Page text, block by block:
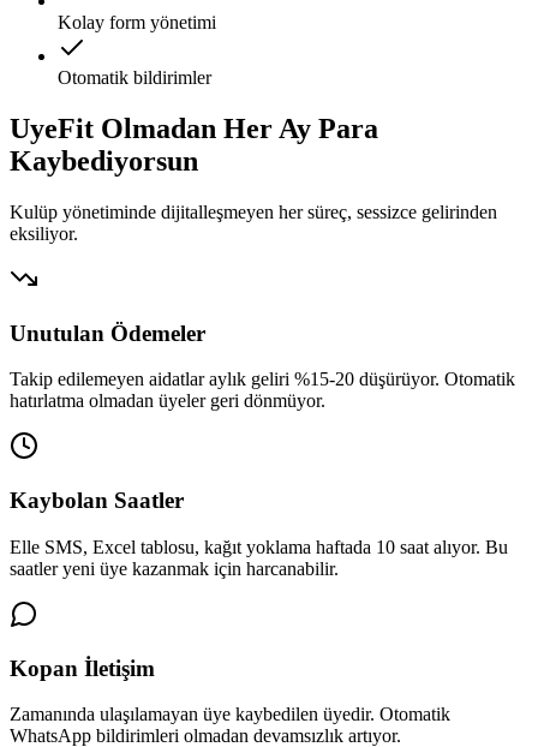
Kolay form yönetimi
Otomatik bildirimler
UyeFit Olmadan Her Ay Para
Kaybediyorsun
Kulüp yönetiminde dijitalleşmeyen her süreç, sessizce gelirinden
eksiliyor.
Unutulan Ödemeler
Takip edilemeyen aidatlar aylık geliri %15-20 düşürüyor. Otomatik
hatırlatma olmadan üyeler geri dönmüyor.
Kaybolan Saatler
Elle SMS, Excel tablosu, kağıt yoklama haftada 10 saat alıyor. Bu
saatler yeni üye kazanmak için harcanabilir.
Kopan İletişim
Zamanında ulaşılamayan üye kaybedilen üyedir. Otomatik
WhatsApp bildirimleri olmadan devamsızlık artıyor.